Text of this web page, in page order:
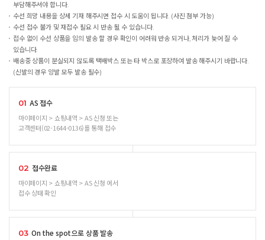
부담해주셔야 합니다.
수선 희망 내용을 상세 기재 해주시면 접수 시 도움이 됩니다. (사진 첨부 가능)
수선 접수 불가 및 재접수 필요 시 반송 될 수 있습니다.
접수 없이 수선 상품을 임의 발송 할 경우 확인이 어려워 반송 되거나, 처리가 늦어 질 수
있습니다.
배송중 상품이 분실되지 않도록 택배박스 또는 타 박스로 포장하여 발송 해주시기 바랍니다.
(신발의 경우 양발 모두 발송 필수)
01 AS 접수
마이페이지 > 쇼핑내역 > AS 신청 또는
고객센터(02-1644-0136)를 통해 접수
02 접수완료
마이페이지 > 쇼핑내역 > AS 신청 에서
접수 상태 확인
03 On the spot으로 상품 발송